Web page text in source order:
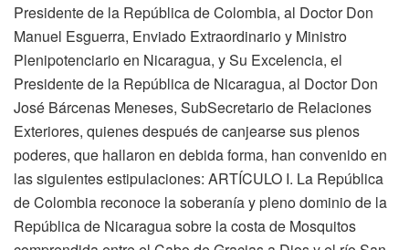
Presidente de la República de Colombia, al Doctor Don
Manuel Esguerra, Enviado Extraordinario y Ministro
Plenipotenciario en Nicaragua, y Su Excelencia, el
Presidente de la República de Nicaragua, al Doctor Don
José Bárcenas Meneses, SubSecretario de Relaciones
Exteriores, quienes después de canjearse sus plenos
poderes, que hallaron en debida forma, han convenido en
las siguientes estipulaciones: ARTÍCULO I. La República
de Colombia reconoce la soberanía y pleno dominio de la
República de Nicaragua sobre la costa de Mosquitos